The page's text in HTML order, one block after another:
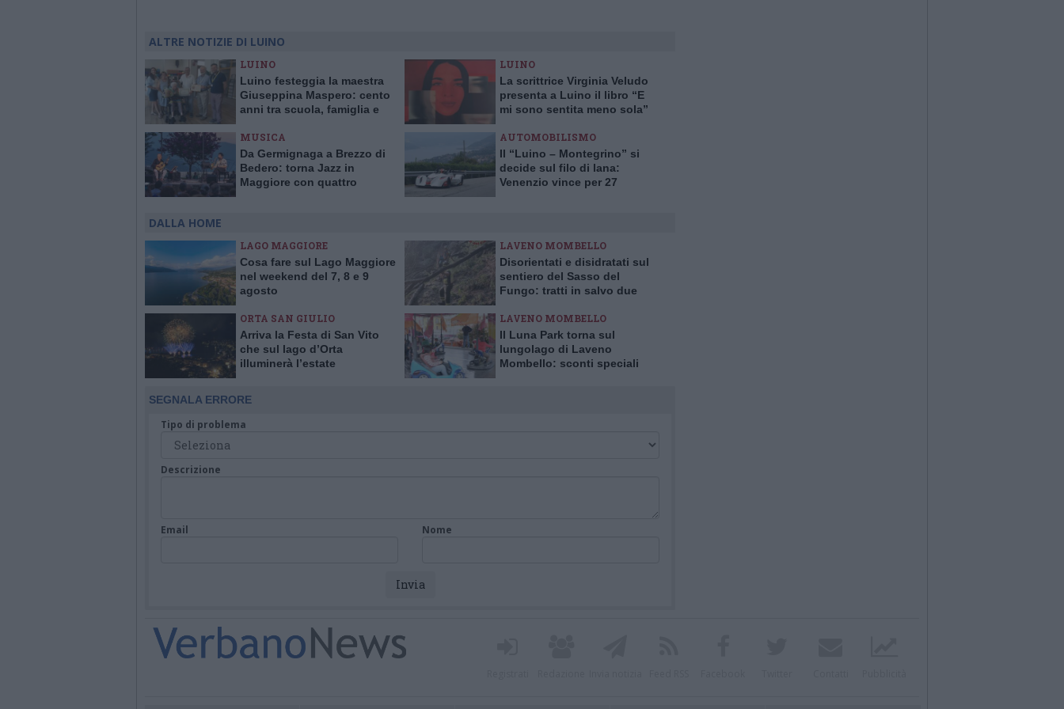
ALTRE NOTIZIE DI LUINO
LUINO
Luino festeggia la maestra
Giuseppina Maspero: cento
anni tra scuola, famiglia e
LUINO
La scrittrice Virginia Veludo
presenta a Luino il libro “E
mi sono sentita meno sola”
MUSICA
Da Germignaga a Brezzo di
Bedero: torna Jazz in
Maggiore con quattro
AUTOMOBILISMO
Il “Luino – Montegrino” si
decide sul filo di lana:
Venenzio vince per 27
DALLA HOME
LAGO MAGGIORE
Cosa fare sul Lago Maggiore
nel weekend del 7, 8 e 9
agosto
LAVENO MOMBELLO
Disorientati e disidratati sul
sentiero del Sasso del
Fungo: tratti in salvo due
ORTA SAN GIULIO
Arriva la Festa di San Vito
che sul lago d’Orta
illuminerà l’estate
LAVENO MOMBELLO
Il Luna Park torna sul
lungolago di Laveno
Mombello: sconti speciali
SEGNALA ERRORE
Tipo di problema
Descrizione
Email Nome